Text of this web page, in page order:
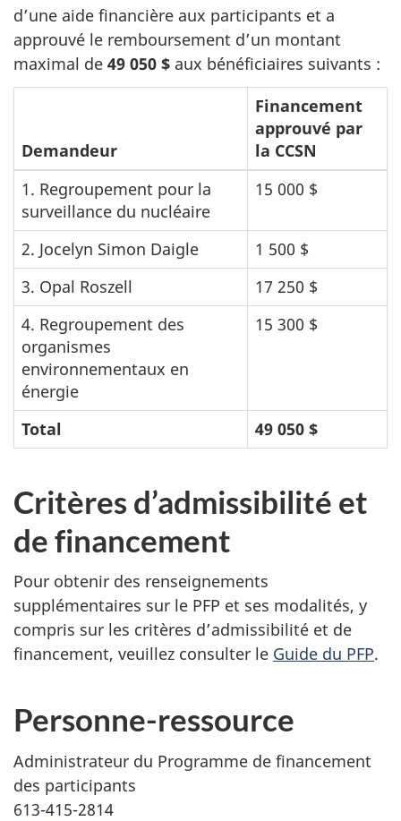
d’une aide financière aux participants et a
approuvé le remboursement d’un montant
maximal de 49 050 $ aux bénéficiaires suivants :
Demandeur
Financement
approuvé par
la CCSN
1. Regroupement pour la
surveillance du nucléaire
15 000 $
2. Jocelyn Simon Daigle
1 500 $
3. Opal Roszell
17 250 $
4. Regroupement des
organismes
environnementaux en
énergie
15 300 $
Total 49 050 $
Critères d’admissibilité et
de financement
Pour obtenir des renseignements
supplémentaires sur le PFP et ses modalités, y
compris sur les critères d’admissibilité et de
financement, veuillez consulter le Guide du PFP.
Personne-ressource
Administrateur du Programme de financement
des participants
613-415-2814